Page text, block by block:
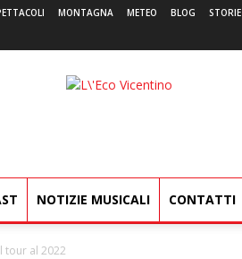
MONTAGNA METEO BLOG STORIE
L'Eco
NOTIZIE MUSICALI CONTATTI
tour al 2022